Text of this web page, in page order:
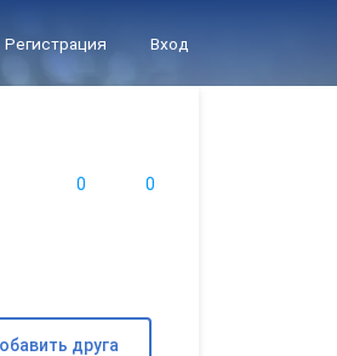
Регистрация Вход
0 0
друга